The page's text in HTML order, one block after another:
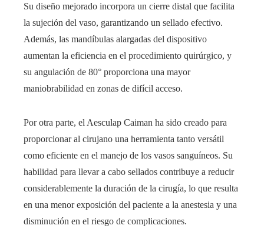
Su diseño mejorado incorpora un cierre distal que facilita
la sujeción del vaso, garantizando un sellado efectivo.
Además, las mandíbulas alargadas del dispositivo
aumentan la eficiencia en el procedimiento quirúrgico, y
su angulación de 80° proporciona una mayor
maniobrabilidad en zonas de difícil acceso.
Por otra parte, el Aesculap Caiman ha sido creado para
proporcionar al cirujano una herramienta tanto versátil
como eficiente en el manejo de los vasos sanguíneos. Su
habilidad para llevar a cabo sellados contribuye a reducir
considerablemente la duración de la cirugía, lo que resulta
en una menor exposición del paciente a la anestesia y una
disminución en el riesgo de complicaciones.